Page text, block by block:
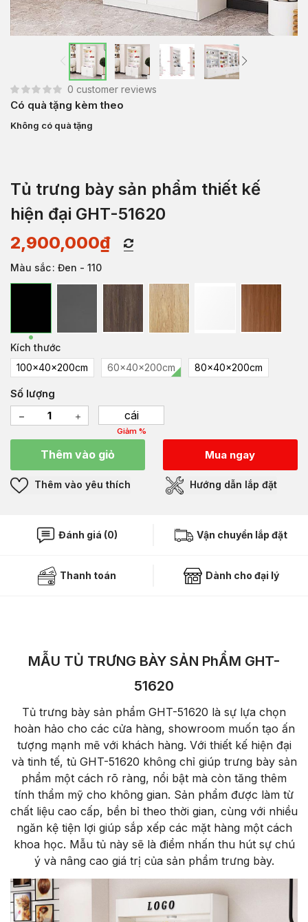
0 customer reviews
Có quà tặng kèm theo
Không có quà tặng
Tủ trưng bày sản phẩm thiết kế
hiện đại GHT-51620
2,900,000₫
Màu sắc: Đen - 110
Kích thước
100x40x200cm
60x40x200cm 80x40x200cm
Số lượng
cái
Giảm %
Thêm vào giỏ Mua ngay
Thêm vào yêu thích Hướng dẫn lắp đặt
Đánh giá (0) Vận chuyển lắp đặt
Thanh toán Dành cho đại lý
MẪU TỦ TRƯNG BÀY SẢN PhẨM GHT-
51620
Tủ trưng bày sản phẩm GHT-51620 là sự lựa chọn
hoàn hảo cho các cửa hàng, showroom muốn tạo ấn
tượng mạnh mẽ với khách hàng. Với thiết kế hiện đại
và tinh tế, tủ GHT-51620 không chỉ giúp trưng bày sản
phẩm một cách rõ ràng, nổi bật mà còn tăng thêm
tính thẩm mỹ cho không gian. Sản phẩm được làm từ
chất liệu cao cấp, bền bỉ theo thời gian, cùng với nhiều
ngăn kệ tiện lợi giúp sắp xếp các mặt hàng một cách
khoa học. Mẫu tủ này sẽ là điểm nhấn thu hút sự chú
ý và nâng cao giá trị của sản phẩm trưng bày.